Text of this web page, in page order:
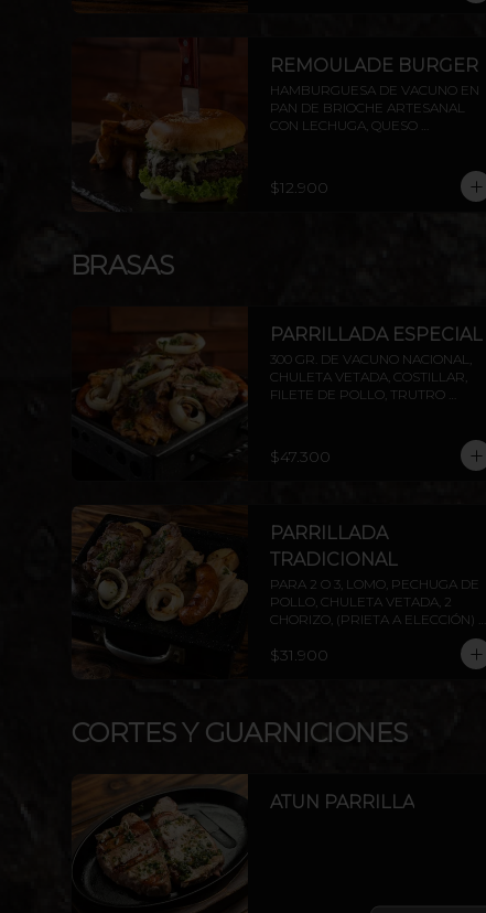
REMOULADE BURGER
HAMBURGUESA DE VACUNO EN
PAN DE BRIOCHE ARTESANAL
CON LECHUGA, QUESO
PAPAS RÚSTICAS.
$12.900
BRASAS
PARRILLADA ESPECIAL
300 GR. DE VACUNO NACIONAL,
CHULETA VETADA, COSTILLAR,
FILETE DE POLLO, TRUTRO
PAPAS ASADAS Y CEBOLLA.
$47.300
PARRILLADA
TRADICIONAL
PARA 2 O 3, LOMO, PECHUGA DE
POLLO, CHULETA VETADA, 2
CHORIZO, (PRIETA A ELECCIÓN)
ELECCIÓN (PAPAS FRITAS, PAPAS
DORADAS, ENSALADA O ARROZ).
ASADAS Y CEBOLLA.
$31.900
CORTES Y GUARNICIONES
ATUN PARRILLA